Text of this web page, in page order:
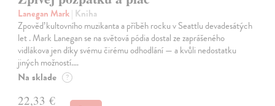
Lanegan Mark| Kniha
Zpověď kultovního muzikanta a příběh rocku v Seattlu devadesátých
let . Mark Lanegan se na světová pódia dostal ze zaprášeného
vidlákova jen díky svému čirému odhodlání — a kvůli nedostatku
jiných možností.…
Na sklade ?
22,33 €